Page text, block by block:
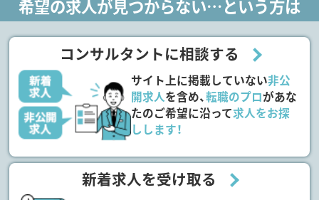
希望の求人が見つからない…という方は
コンサルタントに相談する
サイト上に掲載していない非公
開求人を含め、転職のプロがあな
たのご希望に沿って求人をお探
しします！
新着求人を受け取る